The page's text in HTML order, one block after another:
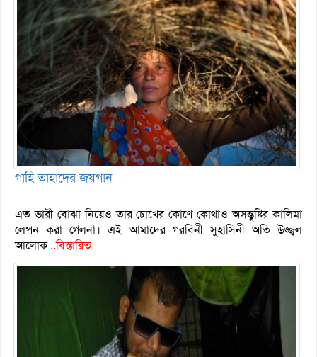
গাহি তাহাদের জয়গান
এত ভারী বোঝা নিয়েও তার চোখের কোণে কোথাও অসন্তুষ্টির কালিমা
লেপন করা গেলনা। এই আমাদের গরবিনী সুহাসিনী অতি উজ্জ্বল
আলোক..বিস্তারিত